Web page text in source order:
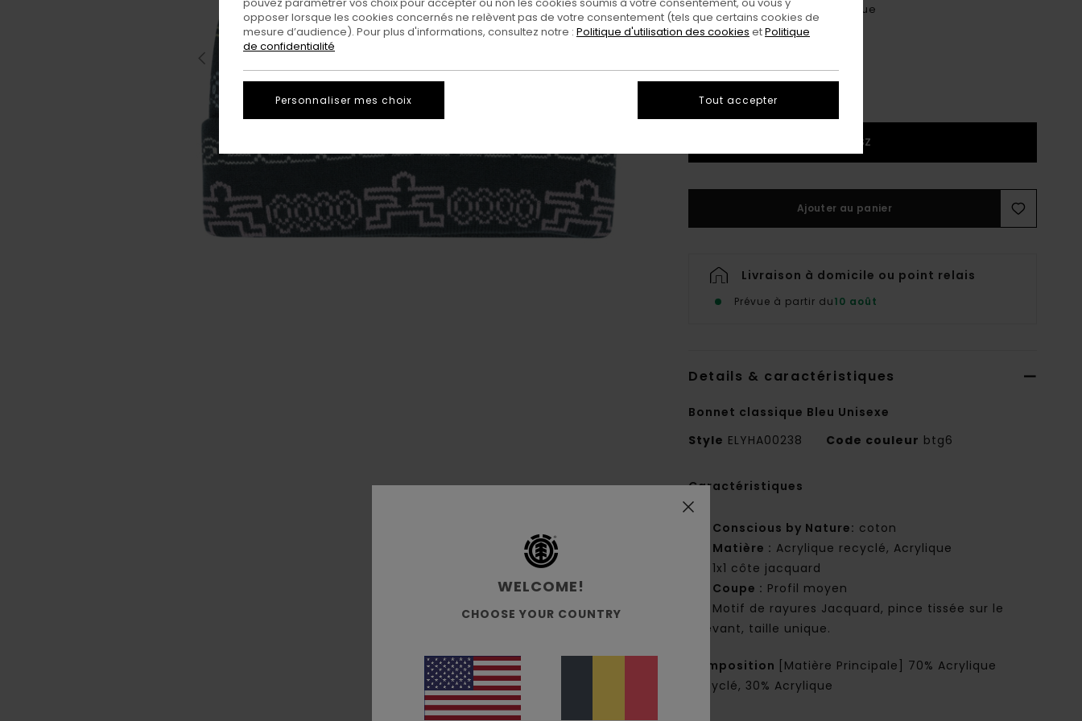
Couleur 4 Wheels For Unity Blue
1SZ
Ajouter au panier
Livraison à domicile ou point relais
Prévue à partir du10 août
Details & caractéristiques
Bonnet classique Bleu Unisexe
Style ELYHA00238 Code couleur btg6
Caractéristiques
Conscious by Nature: coton
Matière : Acrylique recyclé, Acrylique
1x1 côte jacquard
Coupe : Profil moyen
Motif de rayures Jacquard, pince tissée sur le
devant, taille unique.
Composition
[Matière Principale] 70% Acrylique
Recyclé, 30% Acrylique
WELCOME!
CHOOSE YOUR COUNTRY
opposer lorsque les cookies concernés ne relèvent pas de votre consentement (tels que certains cookies de
mesure d’audience). Pour plus d'informations, consultez notre : Politique d'utilisation des cookies etPolitique
de confidentialité
Personnaliser mes choix Tout accepter